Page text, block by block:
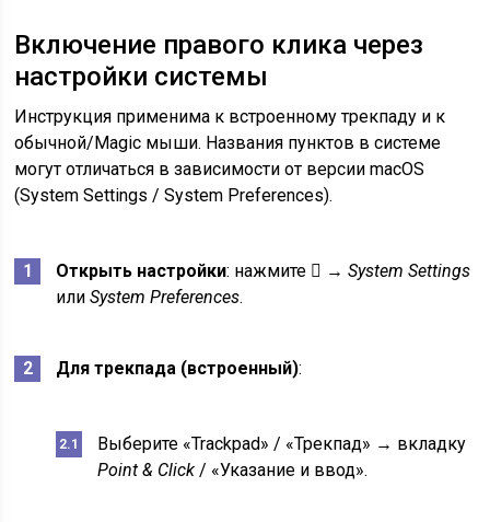
Включение правого клика через
настройки системы
Инструкция применима к встроенному трекпаду и к
обычной/Magic мыши. Названия пунктов в системе
могут отличаться в зависимости от версии macOS
(System Settings / System Preferences).
Открыть настройки: нажмите  →System Settings
илиSystem Preferences.
Для трекпада (встроенный):
Выберите «Trackpad» / «Трекпад» → вкладку
Point & Click / «Указание и ввод».